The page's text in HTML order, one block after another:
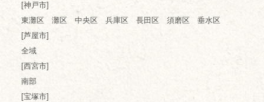
[神戸市]
東灘区 灘区 中央区 兵庫区 長田区 須磨区 垂水区
[芦屋市]
全域
[西宮市]
南部
[宝塚市]